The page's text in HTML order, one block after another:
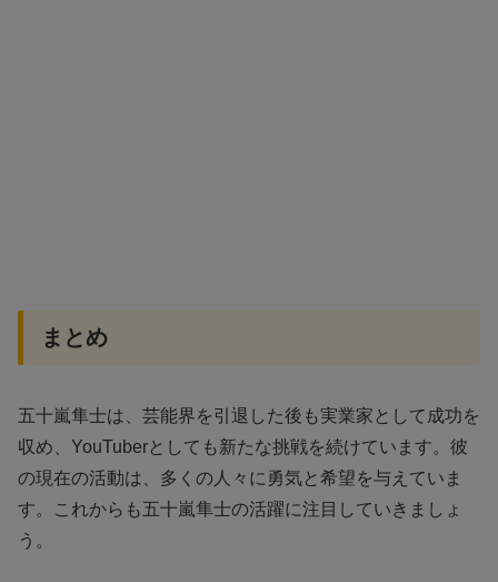
まとめ
五十嵐隼士は、芸能界を引退した後も実業家として成功を
収め、YouTuberとしても新たな挑戦を続けています。彼
の現在の活動は、多くの人々に勇気と希望を与えていま
す。これからも五十嵐隼士の活躍に注目していきましょ
う。